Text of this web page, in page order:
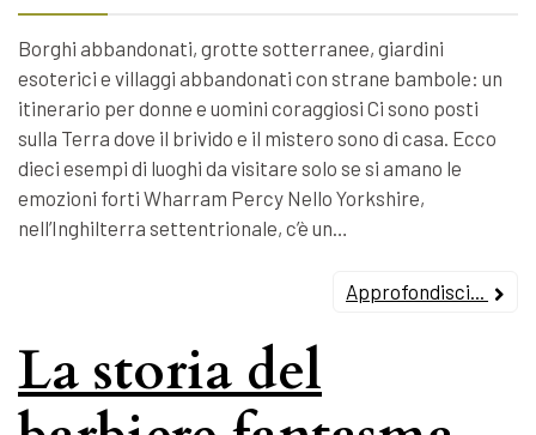
Borghi abbandonati, grotte sotterranee, giardini
esoterici e villaggi abbandonati con strane bambole: un
itinerario per donne e uomini coraggiosi Ci sono posti
sulla Terra dove il brivido e il mistero sono di casa. Ecco
dieci esempi di luoghi da visitare solo se si amano le
emozioni forti Wharram Percy Nello Yorkshire,
nell’Inghilterra settentrionale, c’è un…
Approfondisci...
La storia del